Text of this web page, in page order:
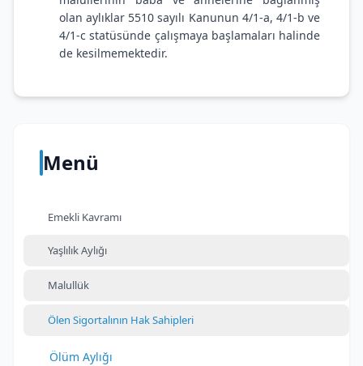
Menü
Emekli Kavramı
Yaşlılık Aylığı
Malullük
Ölen Sigortalının Hak Sahipleri
Ölüm Aylığı
olan aylıklar 5510 sayılı Kanunun 4/1-a, 4/1-b ve
4/1-c statüsünde çalışmaya başlamaları halinde
de kesilmemektedir.